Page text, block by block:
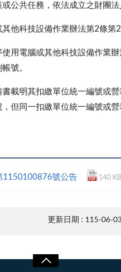
或公共任務，依法成立之財團
他科技設備作業辦法第2條第
使用電腦或其他科技設備作業
號。
書載明其扣繳單位統一編號或
但同一扣繳單位統一編號或
1150100876號公告 140 KB
更新日期 : 115-06-